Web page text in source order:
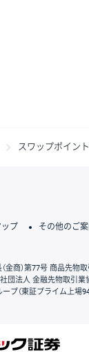
スワップポイン
プ その他のご
金商）第77号 商品先物
団法人 金融先物取引
プ（東証プライム上場